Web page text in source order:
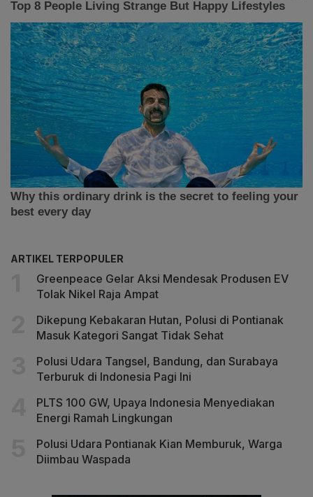
ARTIKEL TERPOPULER
Greenpeace Gelar Aksi Mendesak Produsen EV
Tolak Nikel Raja Ampat
Dikepung Kebakaran Hutan, Polusi di Pontianak
Masuk Kategori Sangat Tidak Sehat
Polusi Udara Tangsel, Bandung, dan Surabaya
Terburuk di Indonesia Pagi Ini
PLTS 100 GW, Upaya Indonesia Menyediakan
Energi Ramah Lingkungan
Polusi Udara Pontianak Kian Memburuk, Warga
Diimbau Waspada